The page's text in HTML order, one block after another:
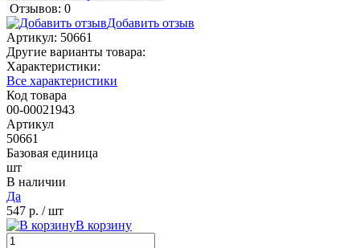
Отзывов: 0
Добавить отзыв
Артикул: 50661
Другие варианты товара:
Характеристики:
Все характеристики
Код товара
00-00021943
Артикул
50661
Базовая единица
шт
В наличии
Да
547 р. / шт
В корзину